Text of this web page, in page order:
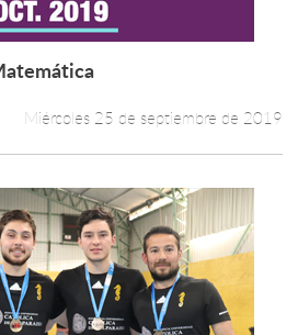
Miércoles 25 de septiembre de 2019